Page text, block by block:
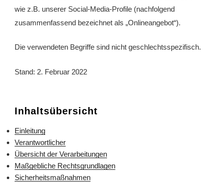
wie z.B. unserer Social-Media-Profile (nachfolgend
zusammenfassend bezeichnet als „Onlineangebot“).
Die verwendeten Begriffe sind nicht geschlechtsspezifisch.
Stand: 2. Februar 2022
Inhaltsübersicht
Einleitung
Verantwortlicher
Übersicht der Verarbeitungen
Maßgebliche Rechtsgrundlagen
Sicherheitsmaßnahmen